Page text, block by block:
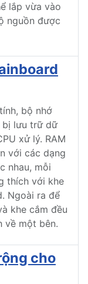
lắp vừa vào
nguồn được
bộ nhớ
bị lưu trữ dữ
xử lý. RAM
với các dạng
nhau, mỗi
thích với khe
Ngoài ra để
khe cắm đều
về một bên.
cho